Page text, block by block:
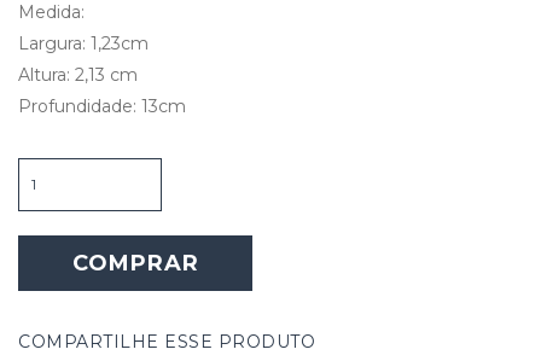
Medida:
Largura: 1,23cm
Altura: 2,13 cm
Profundidade: 13cm
Pinho
de
Riga
Bandeira
e
COMPRAR
COMPARTILHE ESSE PRODUTO